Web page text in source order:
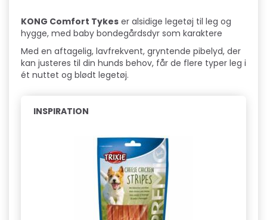
KONG Comfort Tykes er alsidige legetøj til leg og
hygge, med baby bondegårdsdyr som karaktere
Med en aftagelig, lavfrekvent, gryntende pibelyd, der
kan justeres til din hunds behov, får de flere typer leg i
ét nuttet og blødt legetøj.
INSPIRATION